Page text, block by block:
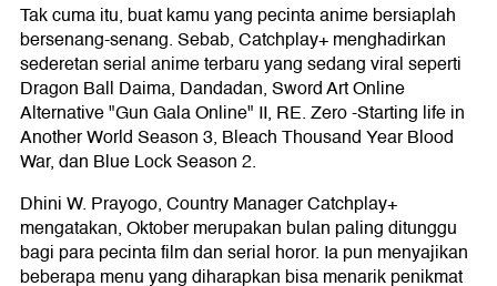
Tak cuma itu, buat kamu yang pecinta anime bersiaplah
bersenang-senang. Sebab, Catchplay+ menghadirkan
sederetan serial anime terbaru yang sedang viral seperti
Dragon Ball Daima, Dandadan, Sword Art Online
Alternative "Gun Gala Online" II, RE. Zero -Starting life in
Another World Season 3, Bleach Thousand Year Blood
War, dan Blue Lock Season 2.
Dhini W. Prayogo, Country Manager Catchplay+
mengatakan, Oktober merupakan bulan paling ditunggu
bagi para pecinta film dan serial horor. Ia pun menyajikan
beberapa menu yang diharapkan bisa menarik penikmat